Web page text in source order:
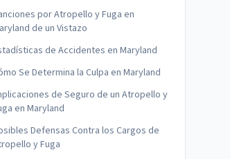
por Atropello y Fuga en
de un Vistazo
de Accidentes en Maryland
Se Determina la Culpa en Maryland
de Seguro de un Atropello y
en Maryland
Defensas Contra los Cargos de
y Fuga